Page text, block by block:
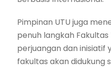
Pimpinan UTU juga
penuh langkah Fakultas
perjuangan dan inisiatif
fakultas akan didukung